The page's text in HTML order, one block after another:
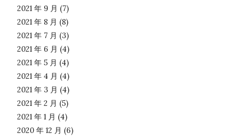
2021 年 9 月 (7)
2021 年 8 月 (8)
2021 年 7 月 (3)
2021 年 6 月 (4)
2021 年 5 月 (4)
2021 年 4 月 (4)
2021 年 3 月 (4)
2021 年 2 月 (5)
2021 年 1 月 (4)
2020 年 12 月 (6)